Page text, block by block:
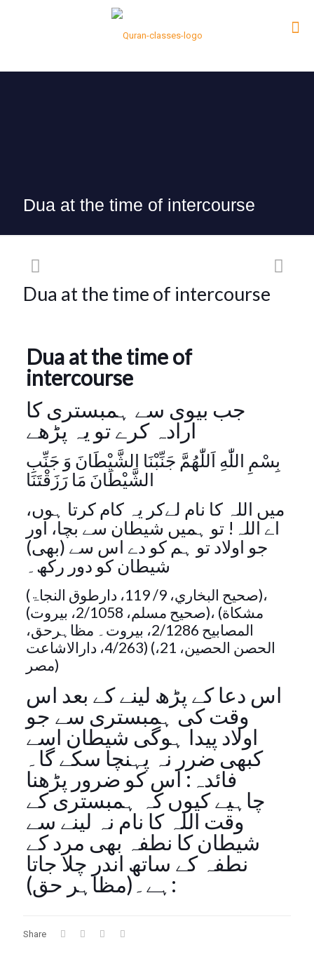
Dua at the time of intercourse
Dua at the time of intercourse
Dua at the time of
intercourse
جب بیوی سے ہمبستری کا
ارادہ کرے تو یہ پڑھے
بِسْمِ اللّٰهِ اَللّٰهُمَّ جَنِّبْنَا الشَّيْطَانَ وَ جَنِّبِ
الشَّيْطَانَ مَا رَزَقْتَنَا
میں اللہ کا نام لےکر یہ کام کرتا ہوں،
اے اللہ! تو ہمیں شیطان سے بچا، اور
جو اولاد تو ہم کو دے اس سے (بھی)
شیطان کو دور رکھ۔
(صحيح البخاري، 9/ 119، دارطوق النجاۃ)،
(صحيح مسلم، 2/1058، بیروت)، (مشكاة
المصابيح 2/1286، بیروت۔ مظاہرحق،
4/263، دارالاشاعت) (الحصن الحصین، 21،
مصر)
اس دعا کے پڑھ لینے کے بعد اس
وقت کی ہمبستری سے جو
اولاد پیدا ہوگی شیطان اسے
کبھی ضرر نہ پہنچا سکے گا۔
فائدہ: اس کو ضرور پڑھنا
چاہیے کیوں کہ ہمبستری کے
وقت اللہ کا نام نہ لینے سے
شیطان کا نطفہ بھی مرد کے
نطفہ کے ساتھ اندر چلا جاتا
ہے۔(مظاہر حق):
Share